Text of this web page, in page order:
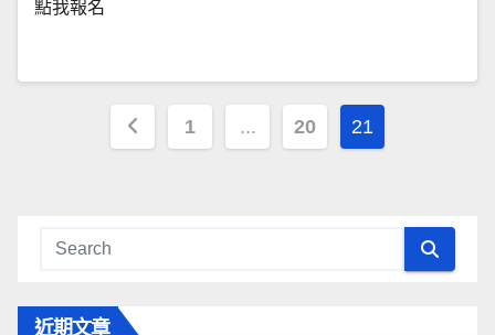
點我報名
文
覽
1 ... 20 21
近期文章